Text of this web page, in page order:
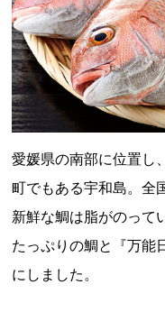
愛媛県の南部に位置し
町でもある宇和島。全
新鮮な鯛は脂がのって
たっぷりの鯛と『万能
にしました。